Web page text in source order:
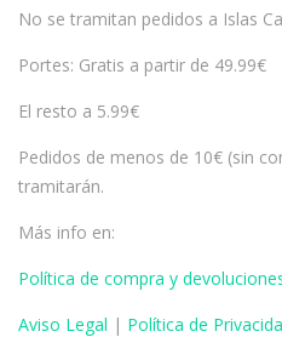
No se tramitan pedidos a Islas
Portes: Gratis a partir de 49.99€
El resto a 5.99€
Pedidos de menos de 10€ (sin
tramitarán.
Más info en:
Política de compra y
Aviso Legal | Política de